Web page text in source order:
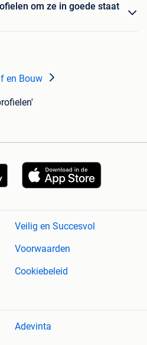
om ze in goede staat
en Bouw
Veilig en Succesvol
Voorwaarden
Cookiebeleid
Adevinta